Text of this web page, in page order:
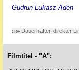
Gudrun Lukasz-Aden
Dauerhafter, direkter
Filmtitel - "A":